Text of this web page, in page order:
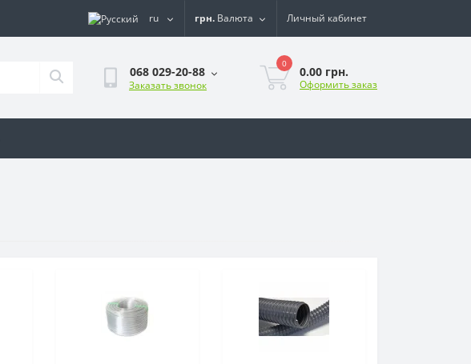
ru грн. Валюта Личный кабинет
068 029-20-88
Заказать звонок
0
0.00 грн.
Оформить заказ